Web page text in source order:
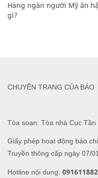
Hàng ngàn người Mỹ ân
gì?
Tòa soạn: Tòa nhà Cục
Giấy phép hoạt động báo
Truyền thông cấp ngày 07/
Hotline nội dung:
CHUYÊN TRANG CỦA BÁO